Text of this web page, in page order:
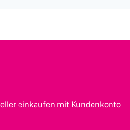
einkaufen mit Kundenkonto